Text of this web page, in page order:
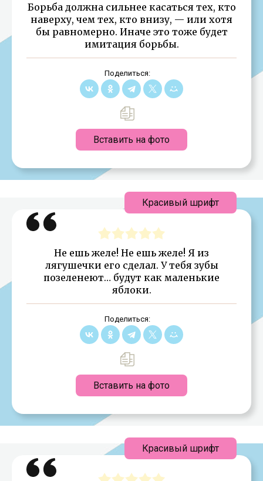
Борьба должна сильнее касаться тех, кто
наверху, чем тех, кто внизу, — или хотя
бы равномерно. Иначе это тоже будет
имитация борьбы.
Поделиться:
Вставить на фото
Не ешь желе! Не ешь желе! Я из
лягушечки его сделал. У тебя зубы
позеленеют… будут как маленькие
яблоки.
Поделиться:
Вставить на фото
Красивый шрифт
Красивый шрифт